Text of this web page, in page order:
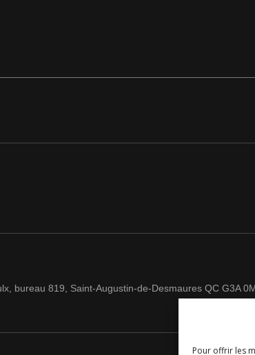
Pour offrir les
bureau 819, Saint-Augustin-de-Desmaures QC G3A